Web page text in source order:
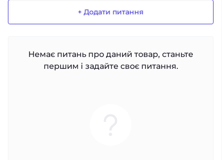
+ Додати питання
Немає питань про даний товар, станьте
першим і задайте своє питання.